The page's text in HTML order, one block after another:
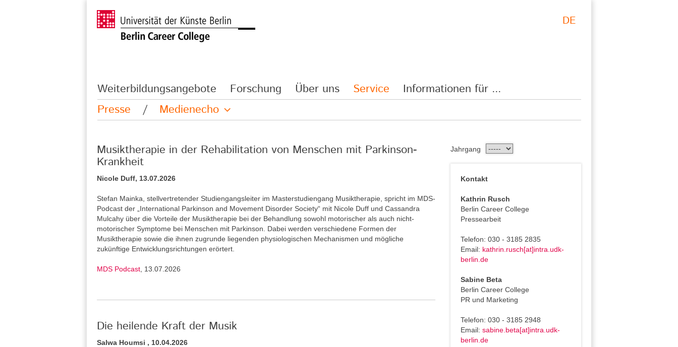
DE
Weiterbildungsangebote Forschung Über uns Service
Informationen für ...
Presse
/ Medienecho
Musiktherapie in der Rehabilitation von Menschen mit Parkinson-
Krankheit
Nicole Duff, 13.07.2026
Stefan Mainka, stellvertretender Studiengangsleiter im Masterstudiengang Musiktherapie, spricht im MDS-
Podcast der „International Parkinson and Movement Disorder Society“ mit Nicole Duff und Cassandra
Mulcahy über die Vorteile der Musiktherapie bei der Behandlung sowohl motorischer als auch nicht-
motorischer Symptome bei Menschen mit Parkinson. Dabei werden verschiedene Formen der
Musiktherapie sowie die ihnen zugrunde liegenden physiologischen Mechanismen und mögliche
zukünftige Entwicklungsrichtungen erörtert.
MDS Podcast , 13.07.2026
Die heilende Kraft der Musik
Salwa Houmsi , 10.04.2026
Jahrgang
Kontakt
Kathrin Rusch
Berlin Career College
Pressearbeit
Telefon: 030 - 3185 2835
Email: kathrin.rusch[at]intra.udk-
berlin.de
Sabine Beta
Berlin Career College
PR und Marketing
Telefon: 030 - 3185 2948
Email:sabine.beta[at]intra.udk-
berlin.de